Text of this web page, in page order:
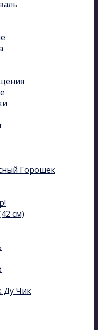
Горошек
см)
Ду Чик